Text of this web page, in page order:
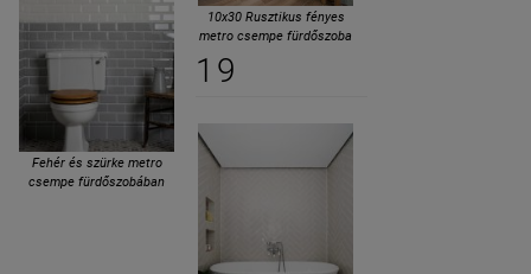
Fehér és szürke metro
csempe fürdőszobában
10x30 Rusztikus fényes
metro csempe fürdőszoba
19